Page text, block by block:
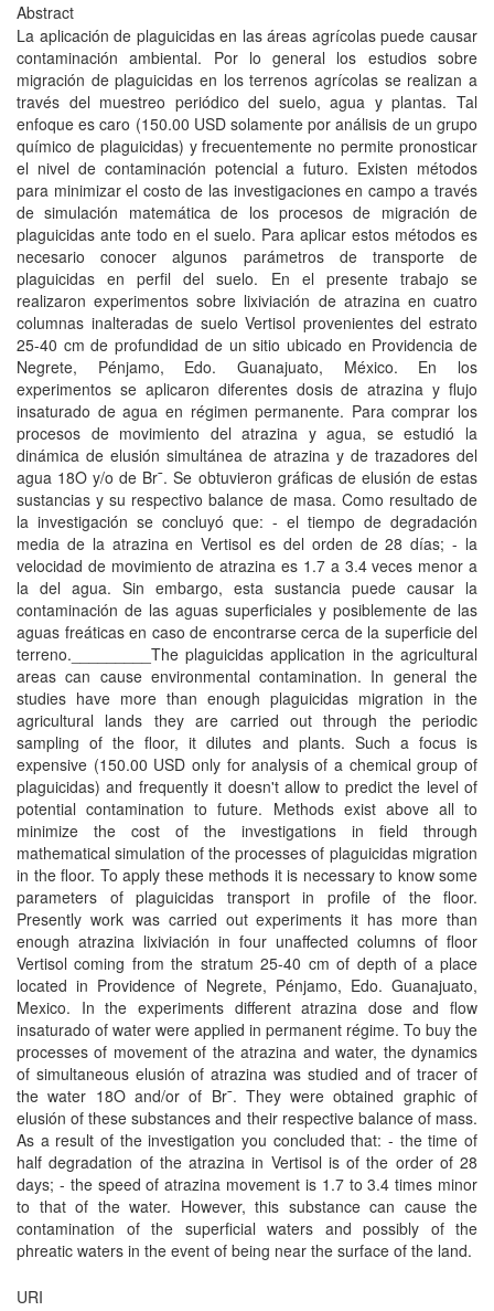
Abstract
La aplicación de plaguicidas en las áreas agrícolas puede causar
contaminación ambiental. Por lo general los estudios sobre
migración de plaguicidas en los terrenos agrícolas se realizan a
través del muestreo periódico del suelo, agua y plantas. Tal
enfoque es caro (150.00 USD solamente por análisis de un grupo
químico de plaguicidas) y frecuentemente no permite pronosticar
el nivel de contaminación potencial a futuro. Existen métodos
para minimizar el costo de las investigaciones en campo a través
de simulación matemática de los procesos de migración de
plaguicidas ante todo en el suelo. Para aplicar estos métodos es
necesario conocer algunos parámetros de transporte de
plaguicidas en perfil del suelo. En el presente trabajo se
realizaron experimentos sobre lixiviación de atrazina en cuatro
columnas inalteradas de suelo Vertisol provenientes del estrato
25-40 cm de profundidad de un sitio ubicado en Providencia de
Negrete, Pénjamo, Edo. Guanajuato, México. En los
experimentos se aplicaron diferentes dosis de atrazina y flujo
insaturado de agua en régimen permanente. Para comprar los
procesos de movimiento del atrazina y agua, se estudió la
dinámica de elusión simultánea de atrazina y de trazadores del
agua 18O y/o de Br¯. Se obtuvieron gráficas de elusión de estas
sustancias y su respectivo balance de masa. Como resultado de
la investigación se concluyó que: - el tiempo de degradación
media de la atrazina en Vertisol es del orden de 28 días; - la
velocidad de movimiento de atrazina es 1.7 a 3.4 veces menor a
la del agua. Sin embargo, esta sustancia puede causar la
contaminación de las aguas superficiales y posiblemente de las
aguas freáticas en caso de encontrarse cerca de la superficie del
terreno._________The plaguicidas application in the agricultural
areas can cause environmental contamination. In general the
studies have more than enough plaguicidas migration in the
agricultural lands they are carried out through the periodic
sampling of the floor, it dilutes and plants. Such a focus is
expensive (150.00 USD only for analysis of a chemical group of
plaguicidas) and frequently it doesn't allow to predict the level of
potential contamination to future. Methods exist above all to
minimize the cost of the investigations in field through
mathematical simulation of the processes of plaguicidas migration
in the floor. To apply these methods it is necessary to know some
parameters of plaguicidas transport in profile of the floor.
Presently work was carried out experiments it has more than
enough atrazina lixiviación in four unaffected columns of floor
Vertisol coming from the stratum 25-40 cm of depth of a place
located in Providence of Negrete, Pénjamo, Edo. Guanajuato,
Mexico. In the experiments different atrazina dose and flow
insaturado of water were applied in permanent régime. To buy the
processes of movement of the atrazina and water, the dynamics
of simultaneous elusión of atrazina was studied and of tracer of
the water 18O and/or of Br¯. They were obtained graphic of
elusión of these substances and their respective balance of mass.
As a result of the investigation you concluded that: - the time of
half degradation of the atrazina in Vertisol is of the order of 28
days; - the speed of atrazina movement is 1.7 to 3.4 times minor
to that of the water. However, this substance can cause the
contamination of the superficial waters and possibly of the
phreatic waters in the event of being near the surface of the land.
URI